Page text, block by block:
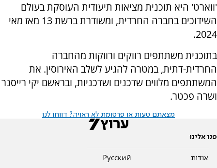
'ווארט' היא תוכנית מציאות תיעודית העוסקת בעולם
השידוכים בחברה החרדית, ומשודרת ברשת 13 מאז מאי
2024.
בתוכנית משתתפים רווקים ורווקות מהחברה
החרדית-דתית, במטרה להגיע לשלב האירוסין. את
המשתתפים מלווים שדכנים ושדכניות, ובראשם יקי רייסנר
ושרה פכטר.
מצאתם טעות או פרסומת לא ראויה? דווחו לנו
פנו אלינו
אודות
Pусский